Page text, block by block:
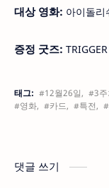
대상 영화: 아이돌리
증정 굿즈:
태그: #12월26일, #3주
#영화, #카드, #특전,
댓글 쓰기